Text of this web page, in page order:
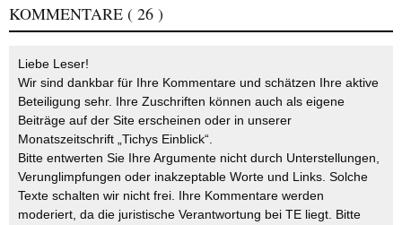
KOMMENTARE ( 26 )
Liebe Leser!
Wir sind dankbar für Ihre Kommentare und schätzen Ihre aktive
Beteiligung sehr. Ihre Zuschriften können auch als eigene
Beiträge auf der Site erscheinen oder in unserer
Monatszeitschrift „Tichys Einblick“.
Bitte entwerten Sie Ihre Argumente nicht durch Unterstellungen,
Verunglimpfungen oder inakzeptable Worte und Links. Solche
Texte schalten wir nicht frei. Ihre Kommentare werden
moderiert, da die juristische Verantwortung bei TE liegt. Bitte